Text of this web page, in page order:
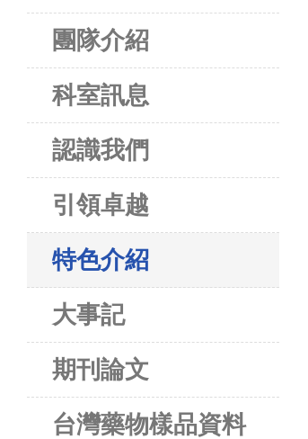
團隊介紹
科室訊息
認識我們
引領卓越
特色介紹
大事記
期刊論文
台灣藥物樣品資料